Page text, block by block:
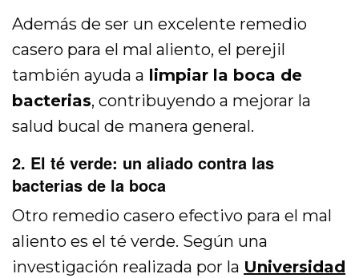
Además de ser un excelente remedio
casero para el mal aliento, el perejil
también ayuda a limpiar la boca de
bacterias, contribuyendo a mejorar la
salud bucal de manera general.
2. El té verde: un aliado contra las
bacterias de la boca
Otro remedio casero efectivo para el mal
aliento es el té verde. Según una
investigación realizada por la Universidad